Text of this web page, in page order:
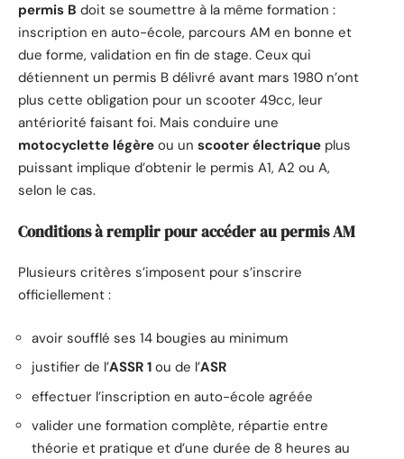
permis B doit se soumettre à la même formation :
inscription en auto-école, parcours AM en bonne et
due forme, validation en fin de stage. Ceux qui
détiennent un permis B délivré avant mars 1980 n’ont
plus cette obligation pour un scooter 49cc, leur
antériorité faisant foi. Mais conduire une
motocyclette légère ou un scooter électrique plus
puissant implique d’obtenir le permis A1, A2 ou A,
selon le cas.
Conditions à remplir pour accéder au permis AM
Plusieurs critères s’imposent pour s’inscrire
officiellement :
avoir soufflé ses 14 bougies au minimum
justifier de l’ASSR 1 ou de l’ASR
effectuer l’inscription en auto-école agréée
valider une formation complète, répartie entre
théorie et pratique et d’une durée de 8 heures au